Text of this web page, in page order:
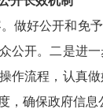
做好公开和免
公开。二是进
作流程，认真
，确保政府信息